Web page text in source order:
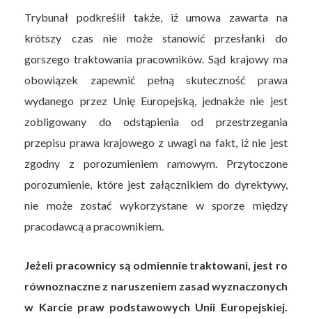
Trybunał podkreślił także, iż umowa zawarta na
krótszy czas nie może stanowić przesłanki do
gorszego traktowania pracowników. Sąd krajowy ma
obowiązek zapewnić pełną skuteczność prawa
wydanego przez Unię Europejską, jednakże nie jest
zobligowany do odstąpienia od przestrzegania
przepisu prawa krajowego z uwagi na fakt, iż nie jest
zgodny z porozumieniem ramowym. Przytoczone
porozumienie, które jest załącznikiem do dyrektywy,
nie może zostać wykorzystane w sporze między
pracodawcą a pracownikiem.
Jeżeli pracownicy są odmiennie traktowani, jest ro
równoznaczne z naruszeniem zasad wyznaczonych
w Karcie praw podstawowych Unii Europejskiej.